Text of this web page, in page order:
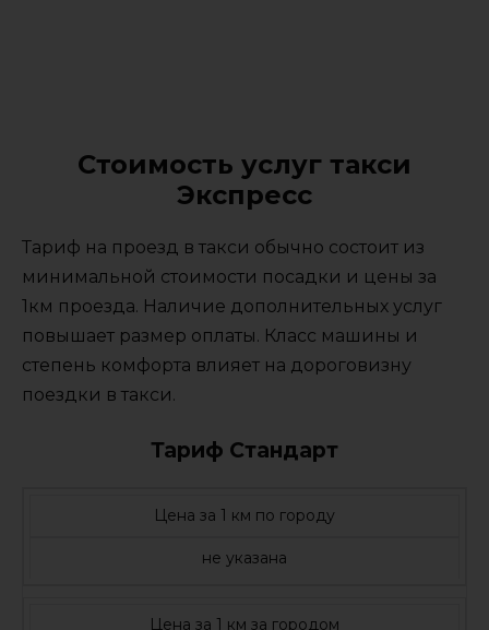
Стоимость услуг такси
Экспресс
Тариф на проезд в такси обычно состоит из
минимальной стоимости посадки и цены за
1км проезда. Наличие дополнительных услуг
повышает размер оплаты. Класс машины и
степень комфорта влияет на дороговизну
поездки в такси.
Тариф Стандарт
Цена за 1 км по городу
не указана
Цена за 1 км за городом